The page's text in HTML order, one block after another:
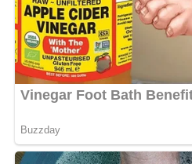
Zutaten
300 g Ananas
300 g aromatische Äpfel